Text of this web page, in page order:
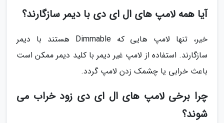
آیا همه لامپ های ال ای دی با دیمر سازگارند؟
خیر، تنها لامپ هایی که Dimmable هستند با دیمر
سازگارند. استفاده از لامپ غیر دیمر با کلید دیمر ممکن است
باعث خرابی یا چشمک زدن لامپ گردد.
چرا برخی لامپ های ال ای دی زود خراب می
شوند؟